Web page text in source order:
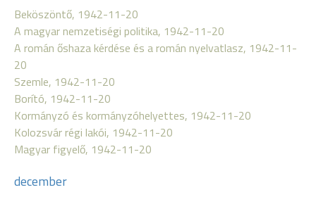
Beköszöntő, 1942-11-20
A magyar nemzetiségi politika, 1942-11-20
A román őshaza kérdése és a román nyelvatlasz, 1942-11-
20
Szemle, 1942-11-20
Borító, 1942-11-20
Kormányzó és kormányzóhelyettes, 1942-11-20
Kolozsvár régi lakói, 1942-11-20
Magyar figyelő, 1942-11-20
december